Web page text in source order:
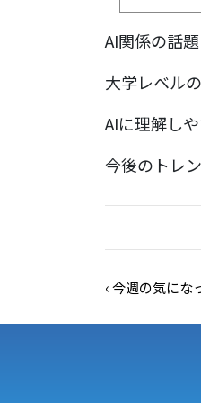
AI関係の話
大学レベル
AIに理解し
今後のトレ
‹今週の気にな